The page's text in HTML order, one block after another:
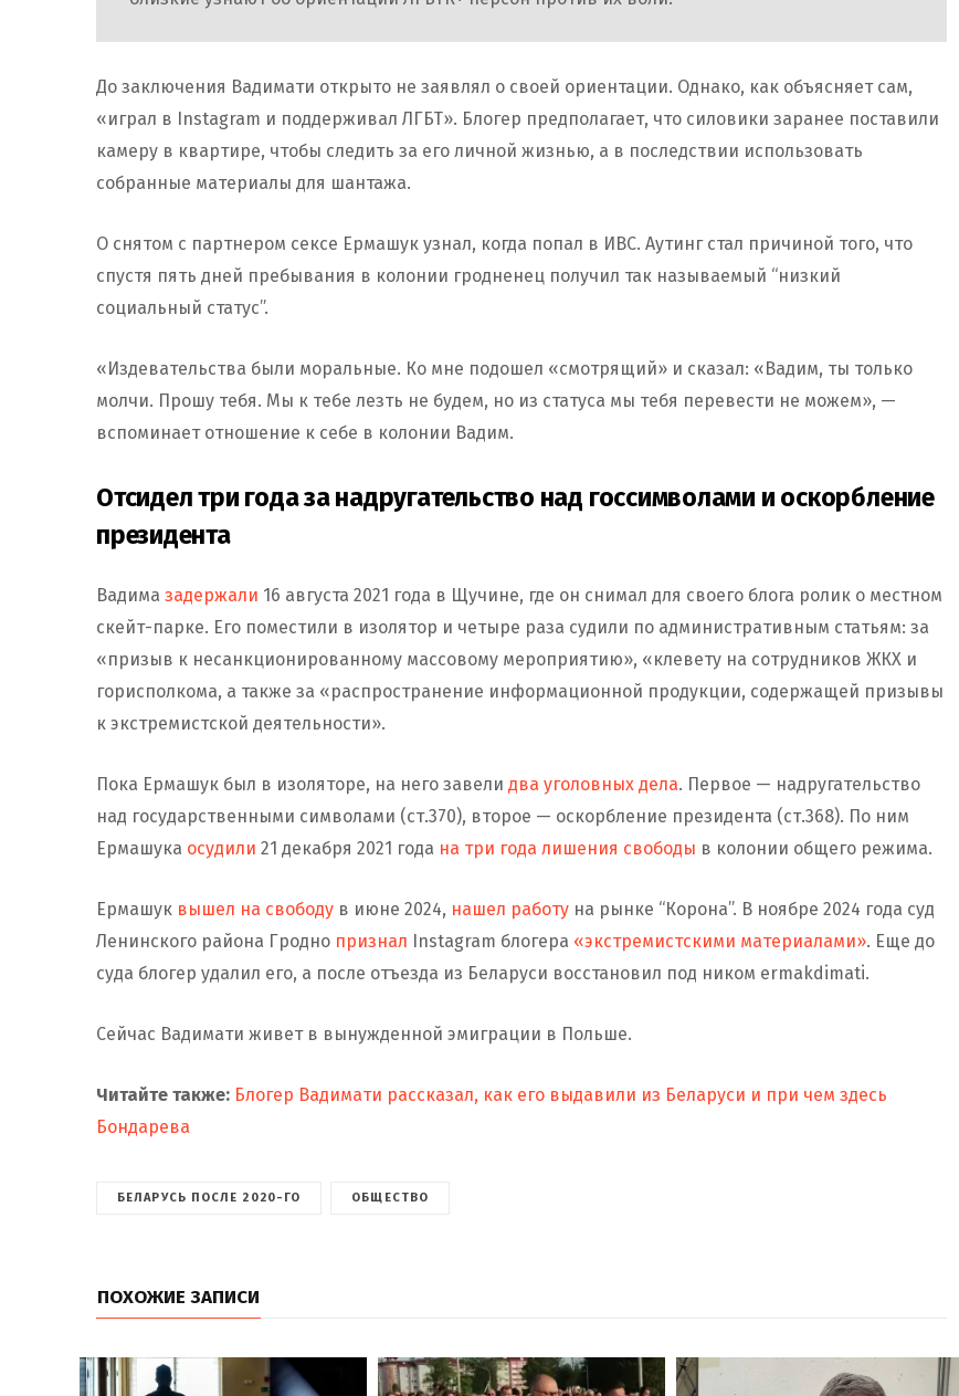
До заключения Вадимати открыто не заявлял о своей ориентации. Однако, как объясняет сам,
«играл в Instagram и поддерживал ЛГБТ». Блогер предполагает, что силовики заранее поставили
камеру в квартире, чтобы следить за его личной жизнью, а в последствии использовать
собранные материалы для шантажа.
О снятом с партнером сексе Ермашук узнал, когда попал в ИВС. Аутинг стал причиной того, что
спустя пять дней пребывания в колонии гродненец получил так называемый “низкий
социальный статус”.
«Издевательства были моральные. Ко мне подошел «смотрящий» и сказал: «Вадим, ты только
молчи. Прошу тебя. Мы к тебе лезть не будем, но из статуса мы тебя перевести не можем», —
вспоминает отношение к себе в колонии Вадим.
Отсидел три года за надругательство над госсимволами и оскорбление
президента
Вадима задержали 16 августа 2021 года в Щучине, где он снимал для своего блога ролик о местном
скейт-парке. Его поместили в изолятор и четыре раза судили по административным статьям: за
«призыв к несанкционированному массовому мероприятию», «клевету на сотрудников ЖКХ и
горисполкома, а также за «распространение информационной продукции, содержащей призывы
к экстремистской деятельности».
Пока Ермашук был в изоляторе, на него завели два уголовных дела. Первое — надругательство
над государственными символами (ст.370), второе — оскорбление президента (ст.368). По ним
Ермашука осудили 21 декабря 2021 года на три года лишения свободы в колонии общего режима.
Ермашук вышел на свободу в июне 2024, нашел работу на рынке “Корона”. В ноябре 2024 года суд
Ленинского района Гродно признал Instagram блогера «экстремистскими материалами». Еще до
суда блогер удалил его, а после отъезда из Беларуси восстановил под ником ermakdimati.
Сейчас Вадимати живет в вынужденной эмиграции в Польше.
Читайте также: Блогер Вадимати рассказал, как его выдавили из Беларуси и при чем здесь
Бондарева
БЕЛАРУСЬ ПОСЛЕ 2020-ГО ОБЩЕСТВО
ПОХОЖИЕ ЗАПИСИ